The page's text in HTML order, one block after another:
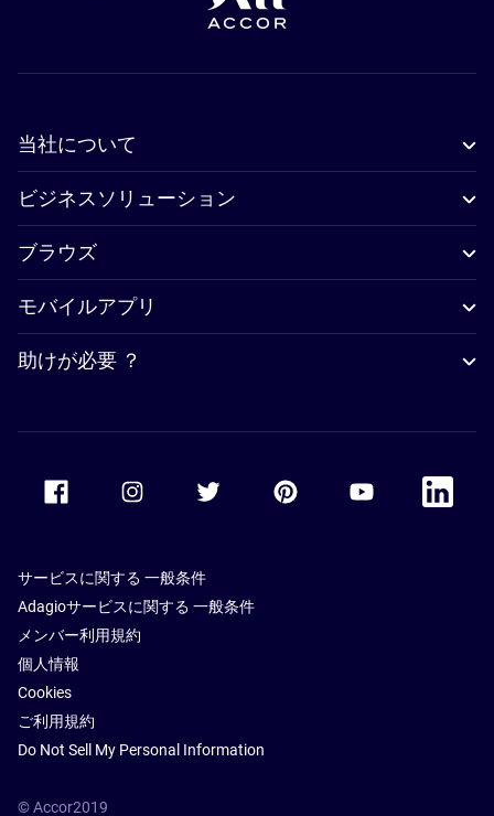
当社について
ビジネスソリューション
ブラウズ
モバイルアプリ
助けが必要 ？
Accor Youtube
Accor
サービスに関する 一般条件
Adagioサービスに関する 一般条件
メンバー利用規約
個人情報
Cookies
ご利用規約
Do Not Sell My Personal Information
© Accor2019